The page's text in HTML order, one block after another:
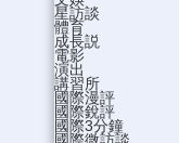
星訪談
體育
成長説
電影
演出
講習所
國際漫評
國際銳評
國際3分鐘